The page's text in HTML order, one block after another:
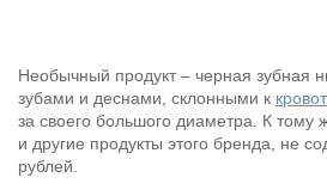
Необычный продукт – черная зубная
зубами и деснами, склонными к
за своего большого диаметра. К тому
и другие продукты этого бренда, не
рублей.